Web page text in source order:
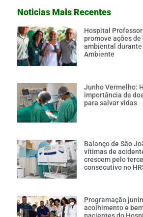
Noticias Mais Recentes
Hospital
promove ações
ambiental durante
Ambiente
Junho Vermelho:
importância da
para salvar vidas
Balanço de São
vítimas de
crescem pelo
consecutivo no
Programação
acolhimento e